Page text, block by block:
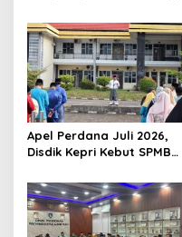
H, Ajak Masyarakat Terus
Hidupkan Syiar Islam
Apel Perdana Juli 2026,
Disdik Kepri Kebut SPMB